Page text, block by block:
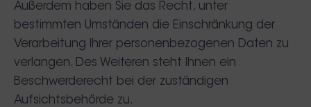
Außerdem haben Sie das Recht, unter
bestimmten Umständen die Einschränkung der
Verarbeitung Ihrer personenbezogenen Daten zu
verlangen. Des Weiteren steht Ihnen ein
Beschwerderecht bei der zuständigen
Aufsichtsbehörde zu.